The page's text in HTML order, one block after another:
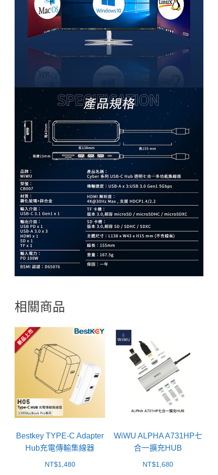
相關商品
Bestkey TYPE-C Adapter
Hub充電傳輸集線器
NT$1,480
WiWU ALPHA A731HP七
合一擴充HUB
NT$1,680